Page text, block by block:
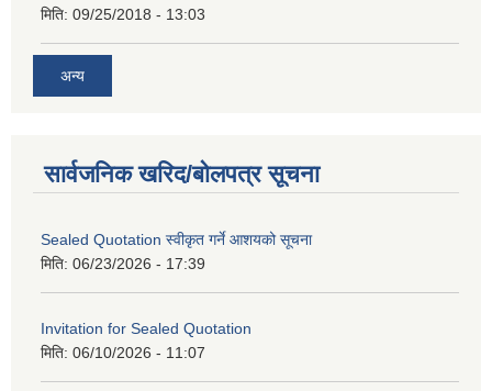
मिति: 09/25/2018 - 13:03
अन्य
सार्वजनिक खरिद/बोलपत्र सूचना
Sealed Quotation स्वीकृत गर्ने आशयको सूचना
मिति: 06/23/2026 - 17:39
Invitation for Sealed Quotation
मिति: 06/10/2026 - 11:07